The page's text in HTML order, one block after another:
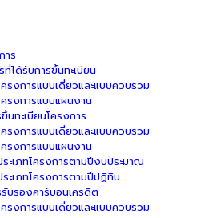
าร
ที่ได้รับการขึ้นทะเบียน
ครงการแบบเดี่ยวและแบบควบรวม
ครงการแบบแผนงาน
นทะเบียนโครงการ
ครงการแบบเดี่ยวและแบบควบรวม
ครงการแบบแผนงาน
ระเภทโครงการตามปีงบประมาณ
ระเภทโครงการตามปีปฏิทิน
บรองคาร์บอนเครดิต
ครงการแบบเดี่ยวและแบบควบรวม